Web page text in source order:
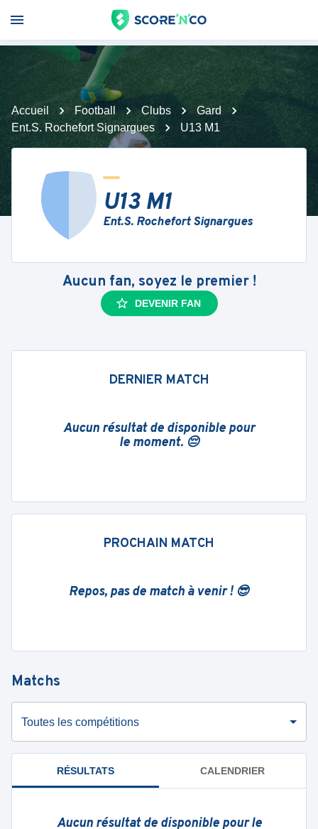
Accueil Football Clubs
Gard
Ent.S. Rochefort Signargues
U13 M1
U13 M1
Ent.S. Rochefort Signargues
Aucun fan, soyez le premier !
DEVENIR FAN
DERNIER MATCH
Aucun résultat de disponible pour
le moment. 😔
PROCHAIN MATCH
Repos, pas de match à venir ! 😎
Matchs
Toutes les compétitions
RÉSULTATS CALENDRIER
Aucun résultat de disponible pour le